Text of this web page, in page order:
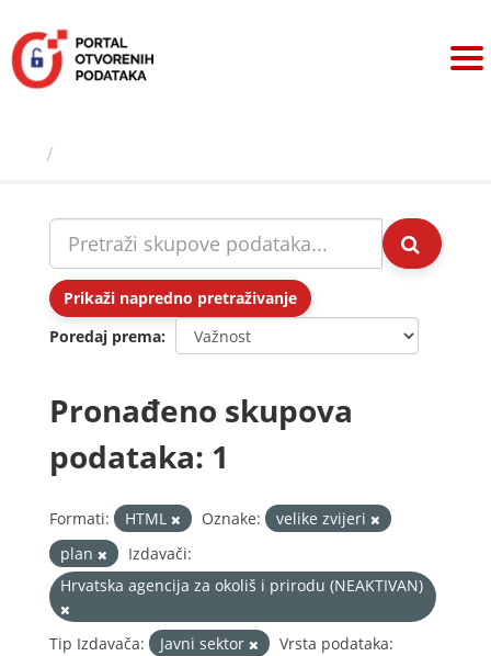
sadržaj
Prikaži napredno pretraživanje
Poredaj prema
Pronađeno skupova
podataka: 1
Formati: HTML Oznake:
velike zvijeri
plan
Izdavači:
Hrvatska agencija za okoliš i prirodu (NEAKTIVAN)
Tip Izdavača: Javni sektor
Vrsta podataka: